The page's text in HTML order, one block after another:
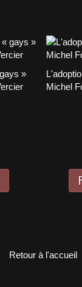
»
Michel
Retour à l'accueil